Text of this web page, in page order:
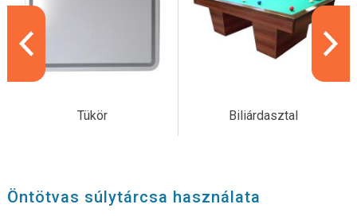
Tükör Biliárdasztal
Öntötvas súlytárcsa használata